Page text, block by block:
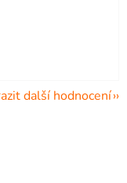
další hodnocení